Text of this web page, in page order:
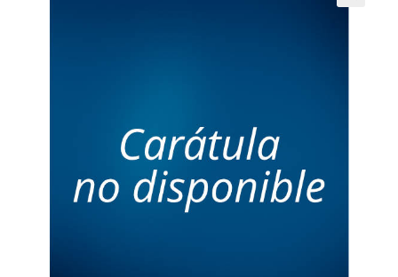
POLÍTICA DE MANEJO DE INFORMACIÓN Y DATOS
PERSONALES DE CORPORACIÓN INTERUNIVERSITARIA DE
SERVICIO